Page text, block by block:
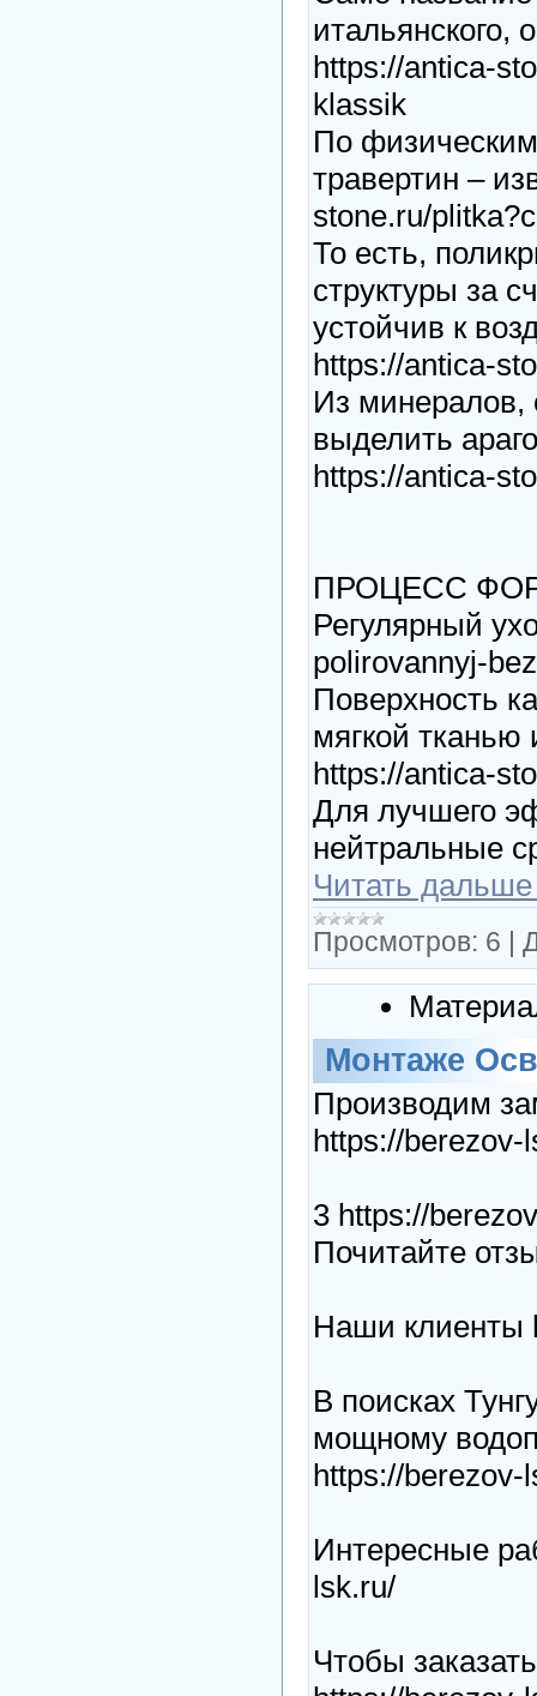
итальянского,
https://antica-
klassik
По
травертин –
stone.ru/
То есть,
структуры за
устойчив к
https://antica-
Из минералов,
выделить
https://antica-
ПРОЦЕСС
Регулярный
polirovannyj-
Поверхность
мягкой тканью
https://antica-
Для лучшего
нейтральные
Читать
Просмотров: 6 |
Монтаже
Производим
https://berezov-
3 https://
Почитайте
Наши клиенты
В поисках
мощному
https://berezov-
Интересные
lsk.ru/
Чтобы